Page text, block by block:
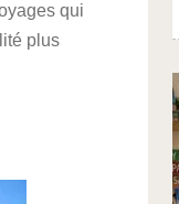
qui
plus